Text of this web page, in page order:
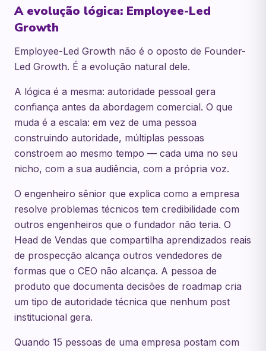
A evolução lógica: Employee-Led
Growth
Employee-Led Growth não é o oposto de Founder-
Led Growth. É a evolução natural dele.
A lógica é a mesma: autoridade pessoal gera
confiança antes da abordagem comercial. O que
muda é a escala: em vez de uma pessoa
construindo autoridade, múltiplas pessoas
constroem ao mesmo tempo — cada uma no seu
nicho, com a sua audiência, com a própria voz.
O engenheiro sênior que explica como a empresa
resolve problemas técnicos tem credibilidade com
outros engenheiros que o fundador não teria. O
Head de Vendas que compartilha aprendizados reais
de prospecção alcança outros vendedores de
formas que o CEO não alcança. A pessoa de
produto que documenta decisões de roadmap cria
um tipo de autoridade técnica que nenhum post
institucional gera.
Quando 15 pessoas de uma empresa postam com